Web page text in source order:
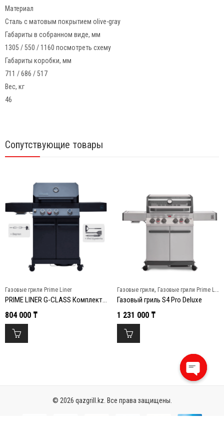
Материал
Сталь с матовым покрытием olive-gray
Габариты в собранном виде, мм
1305 / 550 / 1160 посмотреть схему
Габариты коробки, мм
711 / 686 / 517
Вес, кг
46
Сопутствующие товары
Газовые грили Prime Liner
PRIME LINER G-CLASS Комплектация PRO Газовый гриль + Набор инструментов + Электрический вертел
804 000 ₸
Газовые грили, Газовые грили Prime Liner
Газовый гриль S4 Pro Deluxe
1 231 000 ₸
© 2026 qazgrill.kz. Все права защищены.
Open